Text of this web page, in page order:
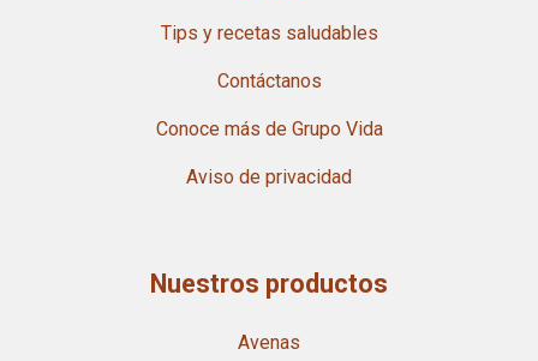
Tips y recetas saludables
Contáctanos
Conoce más de Grupo Vida
Aviso de privacidad
Nuestros productos
Avenas